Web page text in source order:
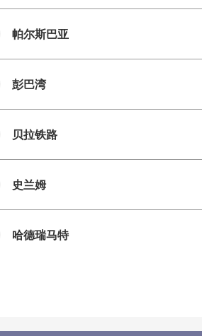
帕尔斯巴亚
彭巴湾
贝拉铁路
史兰姆
哈德瑞马特